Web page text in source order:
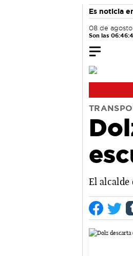
Es noticia
08 de
Son las
El alcalde